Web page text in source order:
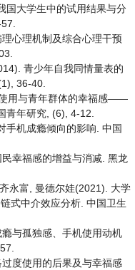
国大学生中的试用结果与分
心理机制及综合心理干预
青少年自我同情量表的
36-40.
用与青年群体的幸福感——
青年研究, (6), 4-12.
手机成瘾倾向的影响. 中国
幸福感的增益与消减. 黑龙
永富, 曼德尔娃(2021). 大学
式中介效应分析. 中国卫生
与孤独感、手机使用动机
度使用的后果及与幸福感